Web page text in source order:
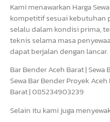
Kami menawarkan Harga
kompetitif sesuai kebutuhan
selalu dalam kondisi prima,
teknis selama masa
dapat berjalan dengan lancar.
Bar Bender Aceh Barat | Sewa
Sewa Bar Bender Proyek
Barat | 085234903239
Selain itu kami juga